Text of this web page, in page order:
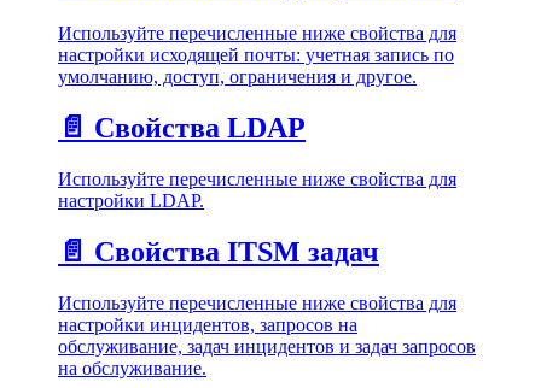
Используйте перечисленные ниже свойства для
настройки исходящей почты: учетная запись по
умолчанию, доступ, ограничения и другое.
📄️ Свойства LDAP
Используйте перечисленные ниже свойства для
настройки LDAP.
📄️ Свойства ITSM задач
Используйте перечисленные ниже свойства для
настройки инцидентов, запросов на
обслуживание, задач инцидентов и задач запросов
на обслуживание.